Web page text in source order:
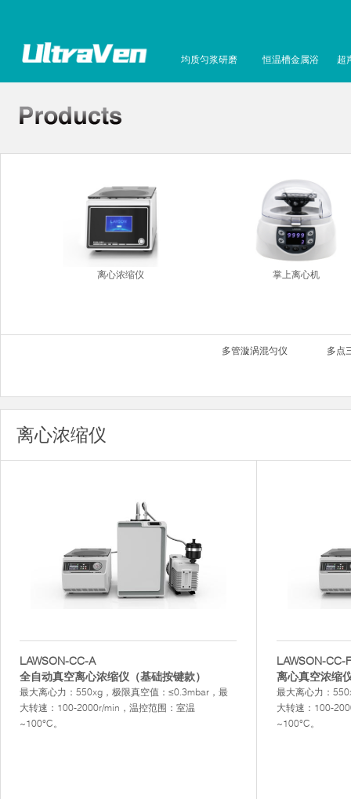
均质匀浆研磨 恒温槽金属浴 超
离心浓缩仪 掌上离心机
多管漩涡混匀仪 多点
离心浓缩仪
LAWSON-CC-A
全自动真空离心浓缩仪（基础按键款）
最大离心力：550xg，极限真空值：≤0.3mbar，最
大转速：100-2000r/min，温控范围：室温
~100°C。
LAWSON-CC-F
离心真空浓缩
最大离心力：
大转速：100-
~100°C。